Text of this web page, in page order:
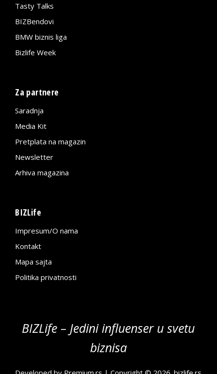
Tasty Talks
BIZBendovi
BMW biznis liga
Bizlife Week
Za partnere
Saradnja
Media Kit
Pretplata na magazin
Newsletter
Arhiva magazina
BIZLife
Impresum/O nama
Kontakt
Mapa sajta
Politika privatnosti
BIZLife – Jedini influenser u svetu
biznisa